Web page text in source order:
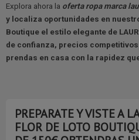
PREPARATE Y VISTE A
FLOR DE LOTO
Explora ahora la oferta ropa marca
y localiza oportunidades en
Boutique el estilo elegante de
de confianza, precios
prendas en casa con la rapidez